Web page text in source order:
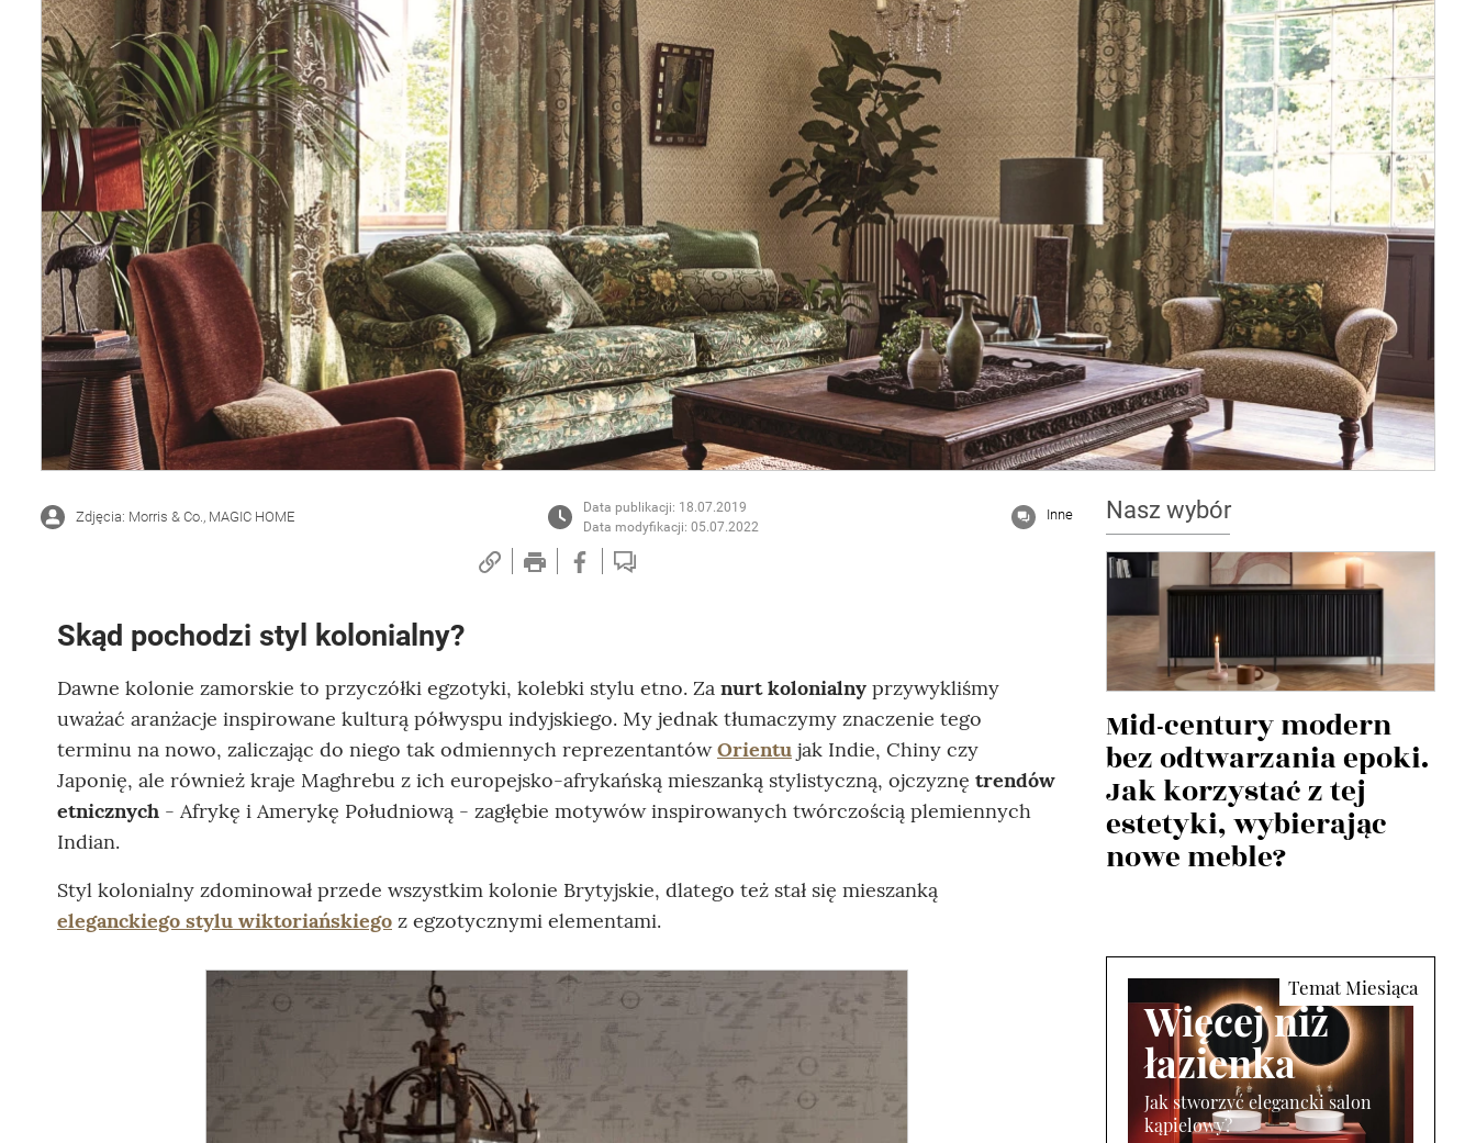
Wellnes
DIY
Zdjęcia: Morris & Co., MAGIC HOME
Data publikacji: 18.07.2019
Data modyfikacji: 05.07.2022
Inne
Skąd pochodzi styl kolonialny?
Dawne kolonie zamorskie to przyczółki egzotyki, kolebki stylu etno. Za nurt kolonialny przywykliśmy
uważać aranżacje inspirowane kulturą półwyspu indyjskiego. My jednak tłumaczymy znaczenie tego
terminu na nowo, zaliczając do niego tak odmiennych reprezentantówOrientu jak Indie, Chiny czy
Japonię, ale również kraje Maghrebu z ich europejsko-afrykańską mieszanką stylistyczną, ojczyznę trendów
etnicznych - Afrykę i Amerykę Południową - zagłębie motywów inspirowanych twórczością plemiennych
Indian.
Styl kolonialny zdominował przede wszystkim kolonie Brytyjskie, dlatego też stał się mieszanką
eleganckiego stylu wiktoriańskiego z egzotycznymi elementami.
Nasz wybór
Mid-century modern
bez odtwarzania epoki.
Jak korzystać z tej
estetyki, wybierając
nowe meble?
Więcej niż
łazienka
Jak stworzyć elegancki salon
kąpielowy?